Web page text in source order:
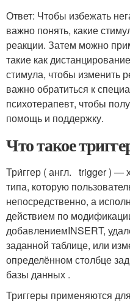
Ответ: Чтобы избежать
важно понять, какие
реакции. Затем можно
такие как
стимула, чтобы изменить
важно обратиться к
психотерапевт, чтобы
помощь и поддержку.
Что такое
Три́ггер ( англ. trigger ) —
типа, которую
непосредственно, а
действием по
добавлениемINSERT,
заданной таблице, или
определённом столбце
базы данных .
Триггеры применяются